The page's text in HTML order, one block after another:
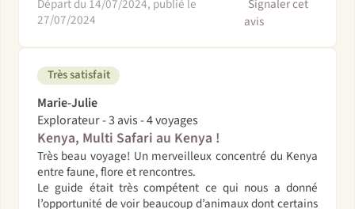
Départ du 14/07/2024, publié le
27/07/2024
Signaler cet
avis
Très satisfait
Marie-Julie
Explorateur - 3 avis - 4 voyages
Kenya, Multi Safari au Kenya !
Très beau voyage! Un merveilleux concentré du Kenya
entre faune, flore et rencontres.
Le guide était très compétent ce qui nous a donné
l’opportunité de voir beaucoup d’animaux dont certains